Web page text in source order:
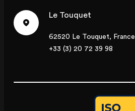
Le Touquet
62520 Le Touquet, France
+33 (3) 20 72 39 98